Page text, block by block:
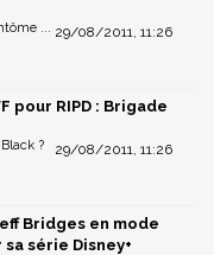
29/08/2011, 11:26
...
pour RIPD : Brigade
29/08/2011, 11:26
?
Bridges en mode
série Disney+